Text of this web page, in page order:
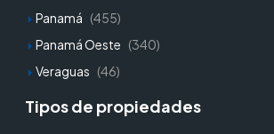
Panamá (455)
Panamá Oeste (340)
Veraguas (46)
Tipos de propiedades